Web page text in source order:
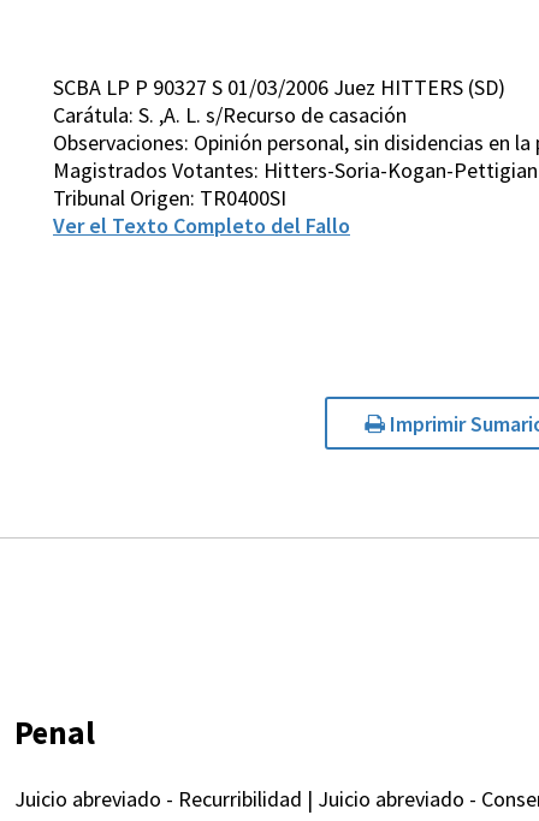
SCBA LP P 90327 S 01/03/2006 Juez HITTERS (SD)
Carátula: S. ,A. L. s/Recurso de casación
Observaciones: Opinión personal, sin disidencias en
Magistrados Votantes: Hitters-Soria-Kogan-
Tribunal Origen: TR0400SI
Ver el Texto Completo del Fallo
Imprimir
Penal
Juicio abreviado - Recurribilidad | Juicio abreviado -